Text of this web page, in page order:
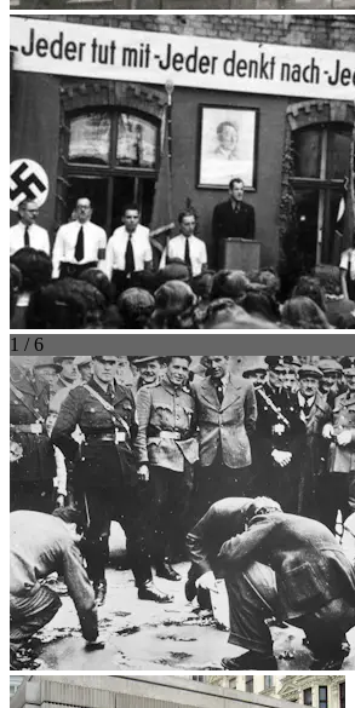
1 / 6